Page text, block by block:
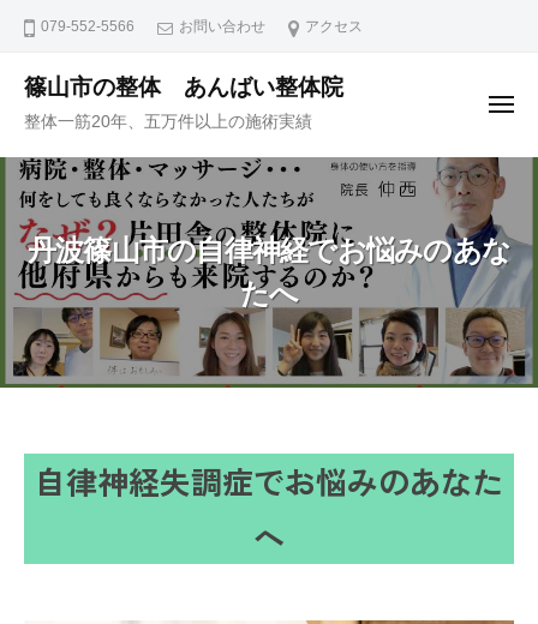
プ
079-552-5566 お問い合わせ アクセス
篠山市の整体 あんばい整体院
整体一筋20年、五万件以上の施術実績
メ
ー
丹波篠山市の自律神経でお悩みのあな
たへ
丹
篠
自律神経失調症でお悩みのあなた
へ